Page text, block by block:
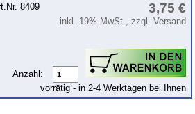
8409
3,75 €
inkl. 19% MwSt., zzgl. Versand
Anzahl:
vorrätig - in 2-4 Werktagen bei Ihnen